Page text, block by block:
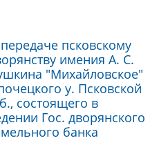
псковскому
имения А. С.
"Михайловское"
у. Псковской
состоящего в
Гос. дворянского
банка